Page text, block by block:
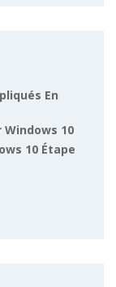
En
Windows 10
10 Étape